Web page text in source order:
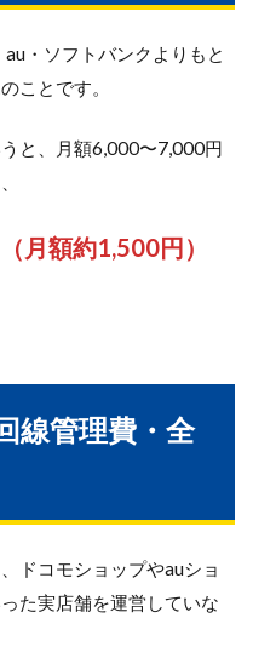
・ソフトバンクよりもと
ことです。
と、月額6,000〜7,000円
月額約1,500円）
線管理費・全
ドコモショップやauショ
た実店舗を運営していな